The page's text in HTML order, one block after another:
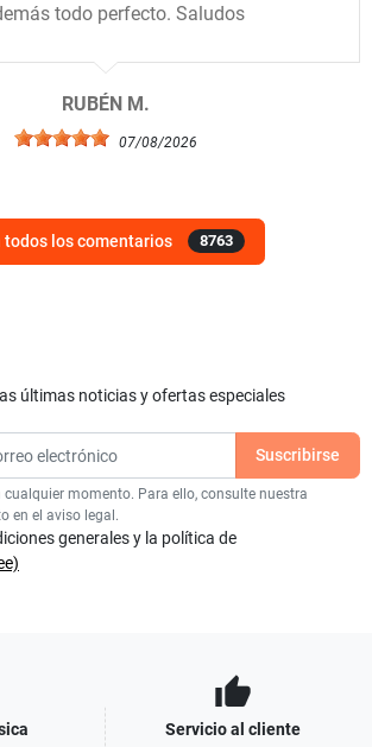
todo perfecto. Saludos
RUBÉN M.
07/08/2026
todos los comentarios 8763
últimas noticias y ofertas especiales
cualquier momento. Para ello, consulte nuestra
en el aviso legal.
generales y la política de
thumb_up
Servicio al cliente